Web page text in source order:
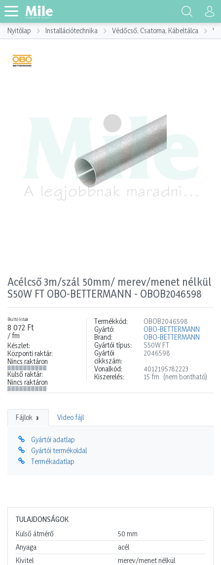
Nyitólap Installációtechnika Védőcső, Csatorna, Kábeltálca
Acélcső 3m/szál 50mm/ merev/menet nélkül
S50W FT OBO-BETTERMANN - OBOB2046598
Bruttó listaár
8 072 Ft
/ fm
Készlet:
Központi raktár:
Nincs raktáron
Külső raktár:
Nincs raktáron
Termékkód:
OBOB2046598
Gyártó:
OBO-BETTERMANN
Brand:
OBO-BETTERMANN
Gyártói típus:
S50W FT
Gyártói
cikkszám:
2046598
Vonalkód:
4012195782223
Kiszerelés:
15 fm (nem bontható)
Fájlok 3 Video fájl
Gyártói adatlap
Gyártói termékoldal
Termékadatlap
TULAJDONSÁGOK
Külső átmérő
50 mm
Anyaga
acél
Kivitel
merev/menet nélkül